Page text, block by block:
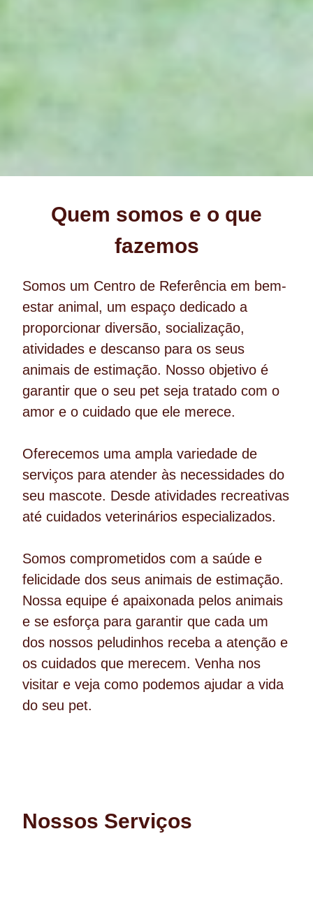
Quem somos e o que
fazemos
Somos um Centro de Referência em bem-
estar animal, um espaço dedicado a
proporcionar diversão, socialização,
atividades e descanso para os seus
animais de estimação. Nosso objetivo é
garantir que o seu pet seja tratado com o
amor e o cuidado que ele merece.
Oferecemos uma ampla variedade de
serviços para atender às necessidades do
seu mascote. Desde atividades recreativas
até cuidados veterinários especializados.
Somos comprometidos com a saúde e
felicidade dos seus animais de estimação.
Nossa equipe é apaixonada pelos animais
e se esforça para garantir que cada um
dos nossos peludinhos receba a atenção e
os cuidados que merecem. Venha nos
visitar e veja como podemos ajudar a vida
do seu pet.
Nossos Serviços